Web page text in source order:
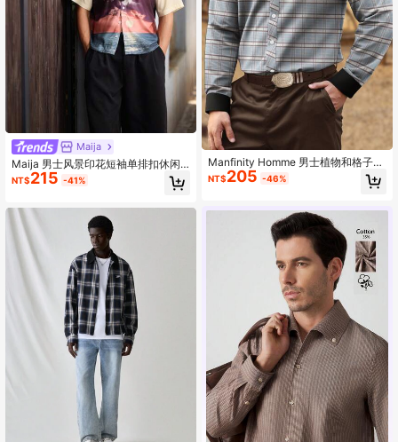
Maija
Maija 男士风景印花短袖单排扣休闲
衬衫
NT$215 -41%
Manfinity Homme 男士植物和格子印
花复古长袖宽松领衬衫，春秋季，适
合舞会、朋友
NT$205 -46%